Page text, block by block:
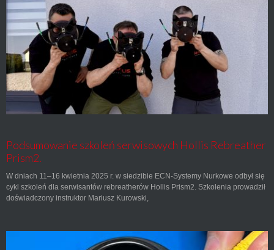
Podsumowanie szkoleń serwisowych Hollis Rebreather
Prism2.
W dniach 11–16 kwietnia 2025 r. w siedzibie ECN-Systemy Nurkowe odbył się
cykl szkoleń dla serwisantów rebreatherów Hollis Prism2. Szkolenia prowadził
doświadczony instruktor Mariusz Kurowski,